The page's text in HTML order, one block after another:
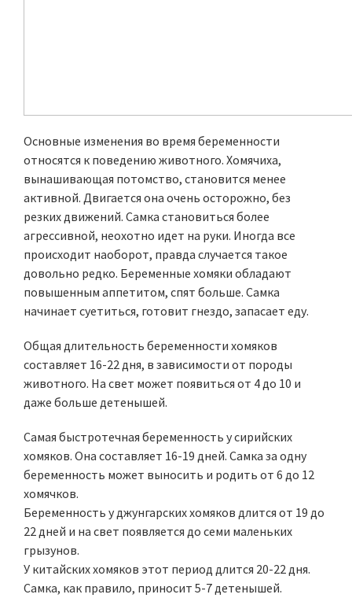
Основные изменения во время беременности
относятся к поведению животного. Хомячиха,
вынашивающая потомство, становится менее
активной. Двигается она очень осторожно, без
резких движений. Самка становиться более
агрессивной, неохотно идет на руки. Иногда все
происходит наоборот, правда случается такое
довольно редко. Беременные хомяки обладают
повышенным аппетитом, спят больше. Самка
начинает суетиться, готовит гнездо, запасает еду.
Общая длительность беременности хомяков
составляет 16-22 дня, в зависимости от породы
животного. На свет может появиться от 4 до 10 и
даже больше детенышей.
Самая быстротечная беременность у сирийских
хомяков. Она составляет 16-19 дней. Самка за одну
беременность может выносить и родить от 6 до 12
хомячков.
Беременность у джунгарских хомяков длится от 19 до
22 дней и на свет появляется до семи маленьких
грызунов.
У китайских хомяков этот период длится 20-22 дня.
Самка, как правило, приносит 5-7 детенышей.